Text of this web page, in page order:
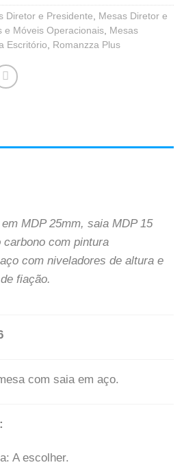
Diretor e Presidente
Mesas Diretor e
e Móveis Operacionais
Mesas
Escritório Romanzza Plus
MDP 25mm, saia MDP 15
com pintura
com niveladores de altura e
fiação.
com saia em aço.
A escolher.